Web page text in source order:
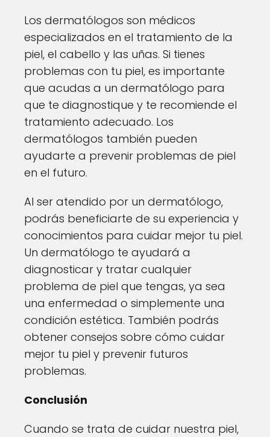
Los dermatólogos son médicos
especializados en el tratamiento de la
piel, el cabello y las uñas. Si tienes
problemas con tu piel, es importante
que acudas a un dermatólogo para
que te diagnostique y te recomiende el
tratamiento adecuado. Los
dermatólogos también pueden
ayudarte a prevenir problemas de piel
en el futuro.
Al ser atendido por un dermatólogo,
podrás beneficiarte de su experiencia y
conocimientos para cuidar mejor tu piel.
Un dermatólogo te ayudará a
diagnosticar y tratar cualquier
problema de piel que tengas, ya sea
una enfermedad o simplemente una
condición estética. También podrás
obtener consejos sobre cómo cuidar
mejor tu piel y prevenir futuros
problemas.
Conclusión
Cuando se trata de cuidar nuestra piel,